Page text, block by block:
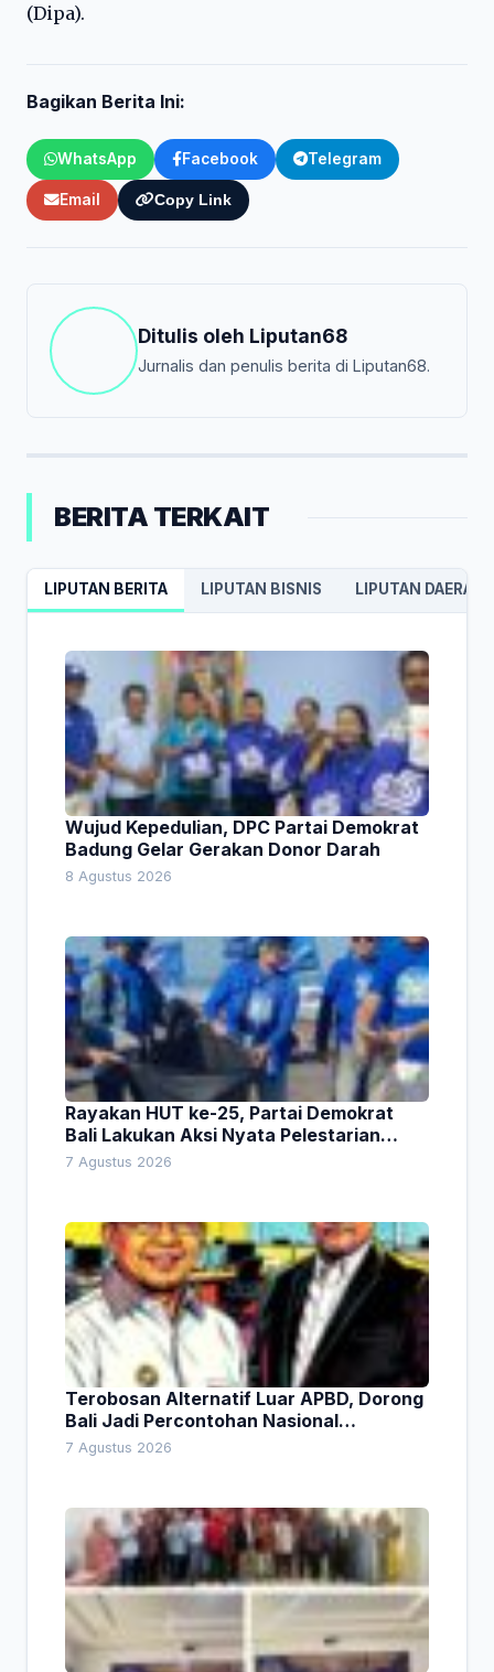
(Dipa).
Bagikan Berita Ini:
WhatsApp Facebook Telegram
Email Copy Link
Ditulis oleh Liputan68
Jurnalis dan penulis berita di Liputan68.
BERITA TERKAIT
LIPUTAN BERITA LIPUTAN BISNIS LIPUTAN DAERAH
Wujud Kepedulian, DPC Partai Demokrat
Badung Gelar Gerakan Donor Darah
8 Agustus 2026
Rayakan HUT ke-25, Partai Demokrat
Bali Lakukan Aksi Nyata Pelestarian
Lingkungan
7 Agustus 2026
Terobosan Alternatif Luar APBD, Dorong
Bali Jadi Percontohan Nasional
Pembiayaan Daerah
7 Agustus 2026